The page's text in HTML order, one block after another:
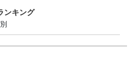
ンキング